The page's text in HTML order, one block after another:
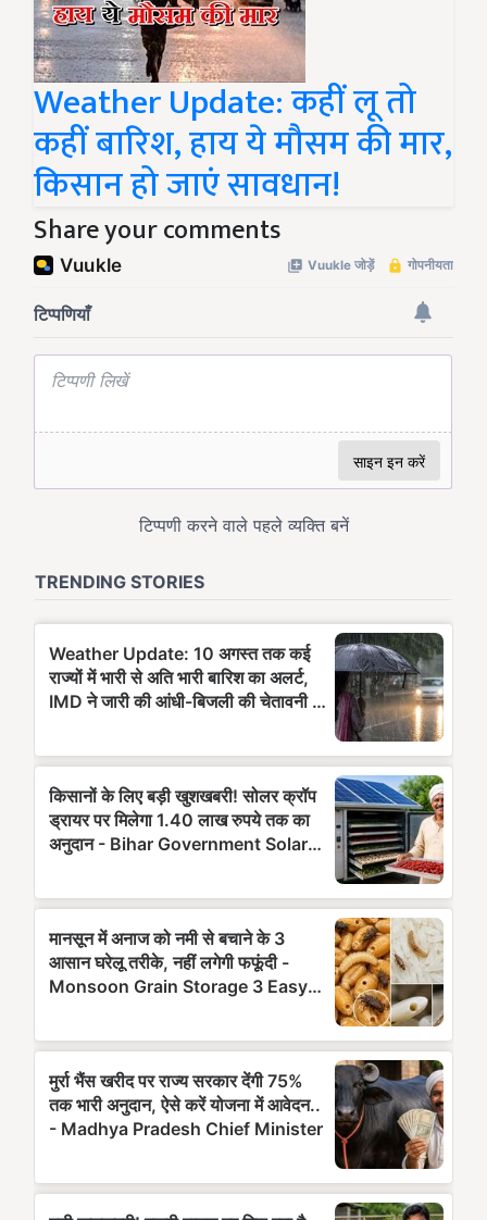
Weather Update: कहीं लू तो
कहीं बारिश, हाय ये मौसम की मार,
किसान हो जाएं सावधान!
Share your comments